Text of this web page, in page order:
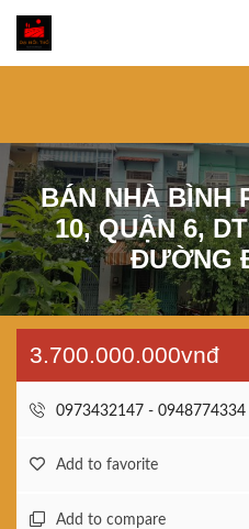
BÁN NHÀ BÌNH
10, QUẬN 6,
ĐƯỜNG
3.700.000.000vnđ
0973432147 - 0948774334
Add to favorite
Add to compare